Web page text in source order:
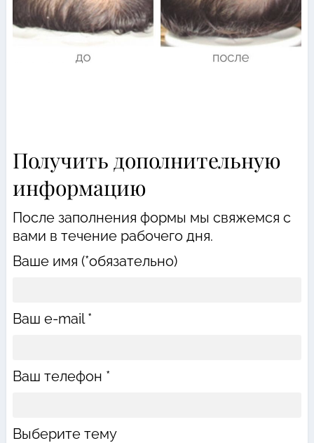
Получить дополнительную
информацию
После заполнения формы мы свяжемся с
вами в течение рабочего дня.
Ваше имя (*обязательно)
Ваш e-mail *
Ваш телефон *
Выберите тему